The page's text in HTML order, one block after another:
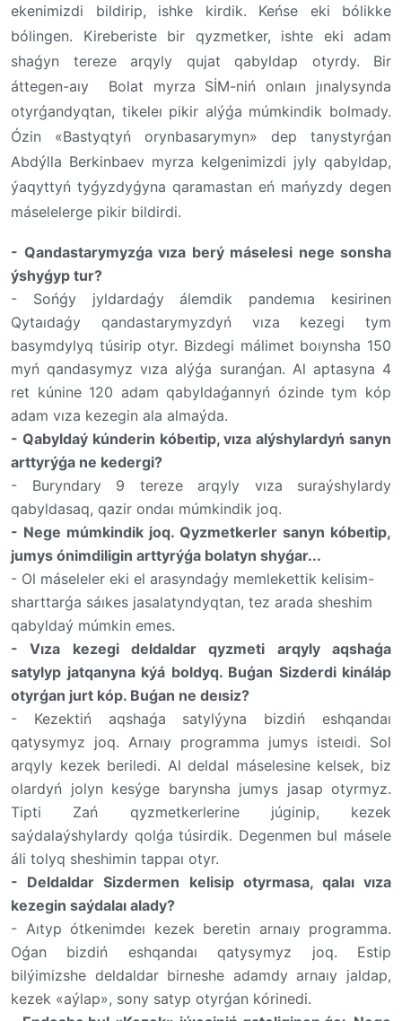
ekenimizdi bildirip, ishke kirdik. Keńse eki bólikke
bólingen. Kireberiste bir qyzmetker, ishte eki adam
shaǵyn tereze arqyly qujat qabyldap otyrdy. Bir
áttegen-aıy Bolat myrza SİM-niń onlaın jınalysynda
otyrǵandyqtan, tikeleı pikir alýǵa múmkindik bolmady.
Ózin «Bastyqtyń orynbasarymyn» dep tanystyrǵan
Abdýlla Berkinbaev myrza kelgenimizdi jyly qabyldap,
ýaqyttyń tyǵyzdyǵyna qaramastan eń mańyzdy degen
máselelerge pikir bildirdi.
- Qandastarymyzǵa vıza berý máselesi nege sonsha
ýshyǵyp tur?
- Sońǵy jyldardaǵy álemdik pandemıa kesirinen
Qytaıdaǵy qandastarymyzdyń vıza kezegi tym
basymdylyq túsirip otyr. Bizdegi málimet boıynsha 150
myń qandasymyz vıza alýǵa suranǵan. Al aptasyna 4
ret kúnine 120 adam qabyldaǵannyń ózinde tym kóp
adam vıza kezegin ala almaýda.
- Qabyldaý kúnderin kóbeıtip, vıza alýshylardyń sanyn
arttyrýǵa ne kedergi?
- Buryndary 9 tereze arqyly vıza suraýshylardy
qabyldasaq, qazir ondaı múmkindik joq.
- Nege múmkindik joq. Qyzmetkerler sanyn kóbeıtip,
jumys ónimdiligin arttyrýǵa bolatyn shyǵar...
- Ol máseleler eki el arasyndaǵy memlekettik kelisim-
sharttarǵa sáıkes jasalatyndyqtan, tez arada sheshim
qabyldaý múmkin emes.
-Vıza kezegi deldaldar qyzmeti arqyly aqshaǵa
satylyp jatqanyna kýá boldyq. Buǵan Sizderdi kináláp
otyrǵan jurt kóp. Buǵan ne deısiz?
- Kezektiń aqshaǵa satylýyna bizdiń eshqandaı
qatysymyz joq. Arnaıy programma jumys isteıdi. Sol
arqyly kezek beriledi. Al deldal máselesine kelsek, biz
olardyń jolyn kesýge barynsha jumys jasap otyrmyz.
Tipti Zań qyzmetkerlerine júginip, kezek
saýdalaýshylardy qolǵa túsirdik. Degenmen bul másele
áli tolyq sheshimin tappaı otyr.
- Deldaldar Sizdermen kelisip otyrmasa, qalaı vıza
kezegin saýdalaı alady?
- Aıtyp ótkenimdeı kezek beretin arnaıy programma.
Oǵan bizdiń eshqandaı qatysymyz joq. Estip
bilýimizshe deldaldar birneshe adamdy arnaıy jaldap,
kezek «aýlap», sony satyp otyrǵan kórinedi.